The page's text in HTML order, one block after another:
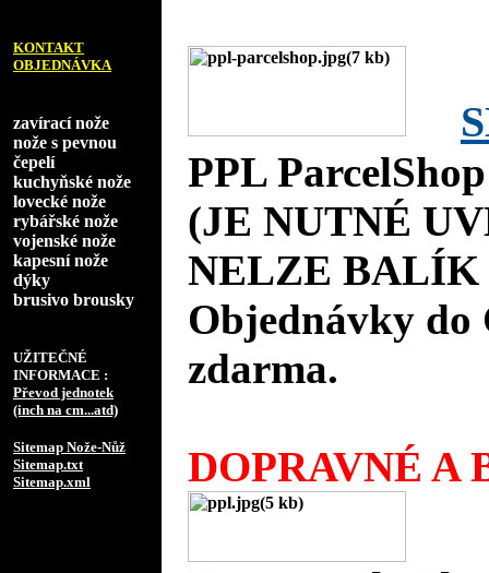
KONTAKT
OBJEDNÁVKA
zavírací nože
nože s pevnou
čepelí
kuchyňské nože
lovecké nože
rybářské nože
vojenské nože
kapesní nože
dýky
brusivo brousky
UŽITEČNÉ
INFORMACE :
Převod jednotek
(inch na cm...atd)
Sitemap Nože-Nůž
Sitemap.txt
Sitemap.xml
PPL
(JE NUTNÉ
NELZE BALÍK
Objednávky do
zdarma.
DOPRAVNÉ A